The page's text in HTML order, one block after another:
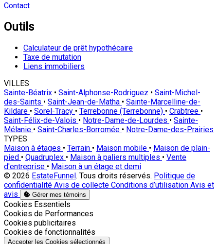
Contact
Outils
Calculateur de prêt hypothécaire
Taxe de mutation
Liens immobiliers
VILLES
Sainte-Béatrix • Saint-Alphonse-Rodriguez • Saint-Michel-
des-Saints • Saint-Jean-de-Matha • Sainte-Marcelline-de-
Kildare • Sorel-Tracy • Terrebonne (Terrebonne) • Crabtree •
Saint-Félix-de-Valois • Notre-Dame-de-Lourdes • Sainte-
Mélanie • Saint-Charles-Borromée • Notre-Dame-des-Prairies
TYPES
Maison à étages • Terrain • Maison mobile • Maison de plain-
pied • Quadruplex • Maison à paliers multiples • Vente
d'entreprise • Maison à un étage et demi
© 2026 EstateFunnel. Tous droits réservés. Politique de
confidentialité Avis de collecte Conditions d’utilisation Avis et
avis
Gérer mes témoins
Activer
Cookies Essentiels
Activer
Cookies de Performances
Activer
Cookies publicitaires
Activer
Cookies de fonctionnalités
Accepter les Cookies sélectionnés